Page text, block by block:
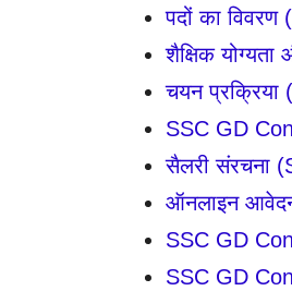
पदों का
शैक्षिक
चयन
SSC GD
सैलरी संरचना
ऑनलाइन
SSC GD
SSC GD